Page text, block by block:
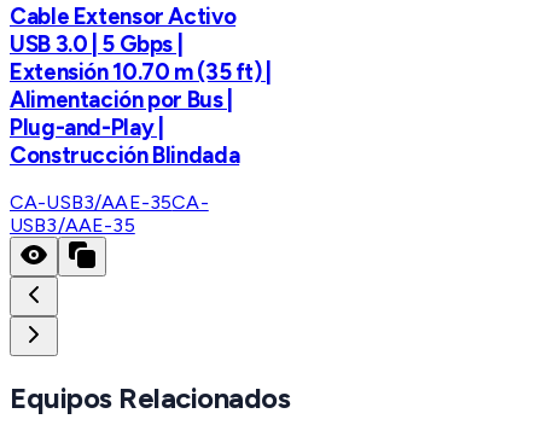
Cable Extensor Activo
USB 3.0 | 5 Gbps |
Extensión 10.70 m (35 ft) |
Alimentación por Bus |
Plug-and-Play |
Construcción Blindada
CA-USB3/AAE-35CA-
USB3/AAE-35
Equipos Relacionados